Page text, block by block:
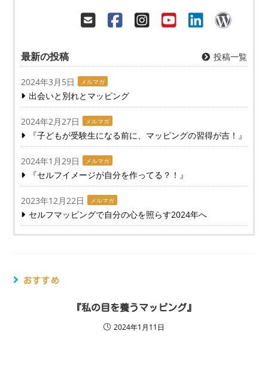
最新の投稿 投稿一覧
2024年3月5日 メルマガ
出会いと別れとマッピング
2024年2月27日 メルマガ
『子どもが受験生になる前に、マッピングの習得が吉！』
2024年1月29日 メルマガ
『セルフイメージが自分を作ってる？！』
2023年12月22日 メルマガ
セルフマッピングで自分の心を照らす2024年へ
おすすめ
『私の目を養うマッピング』
2024年1月11日